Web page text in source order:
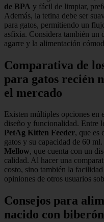
de BPA y fácil de limpiar,
Además, la tetina debe ser
para gatos, permitiendo un
asfixia. Considera también un
agarre y la alimentación
Comparativa de
para gatos recién
el mercado
Existen múltiples opciones en
diseño y funcionalidad. Entre
PetAg Kitten Feeder, que es
gatos y su capacidad de 60
Mellow, que cuenta con un
calidad. Al hacer una
costo, sino también la
opiniones de otros usuarios
Consejos para
nacido con biberón